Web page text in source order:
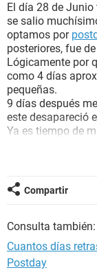
BIENESTAR
SEXUALIDAD
GLOSARIO
El día 28 de Junio
se salio
optamos por
posteriores, fue
Lógicamente por
como 4 días
pequeñas.
9 días después
este desapareció
Ya es tiempo de
de agosto y aún
siento cólicos
espaldabaja y
cabeza
.
Compartir
Consulta también:
Cuantos días
Postday